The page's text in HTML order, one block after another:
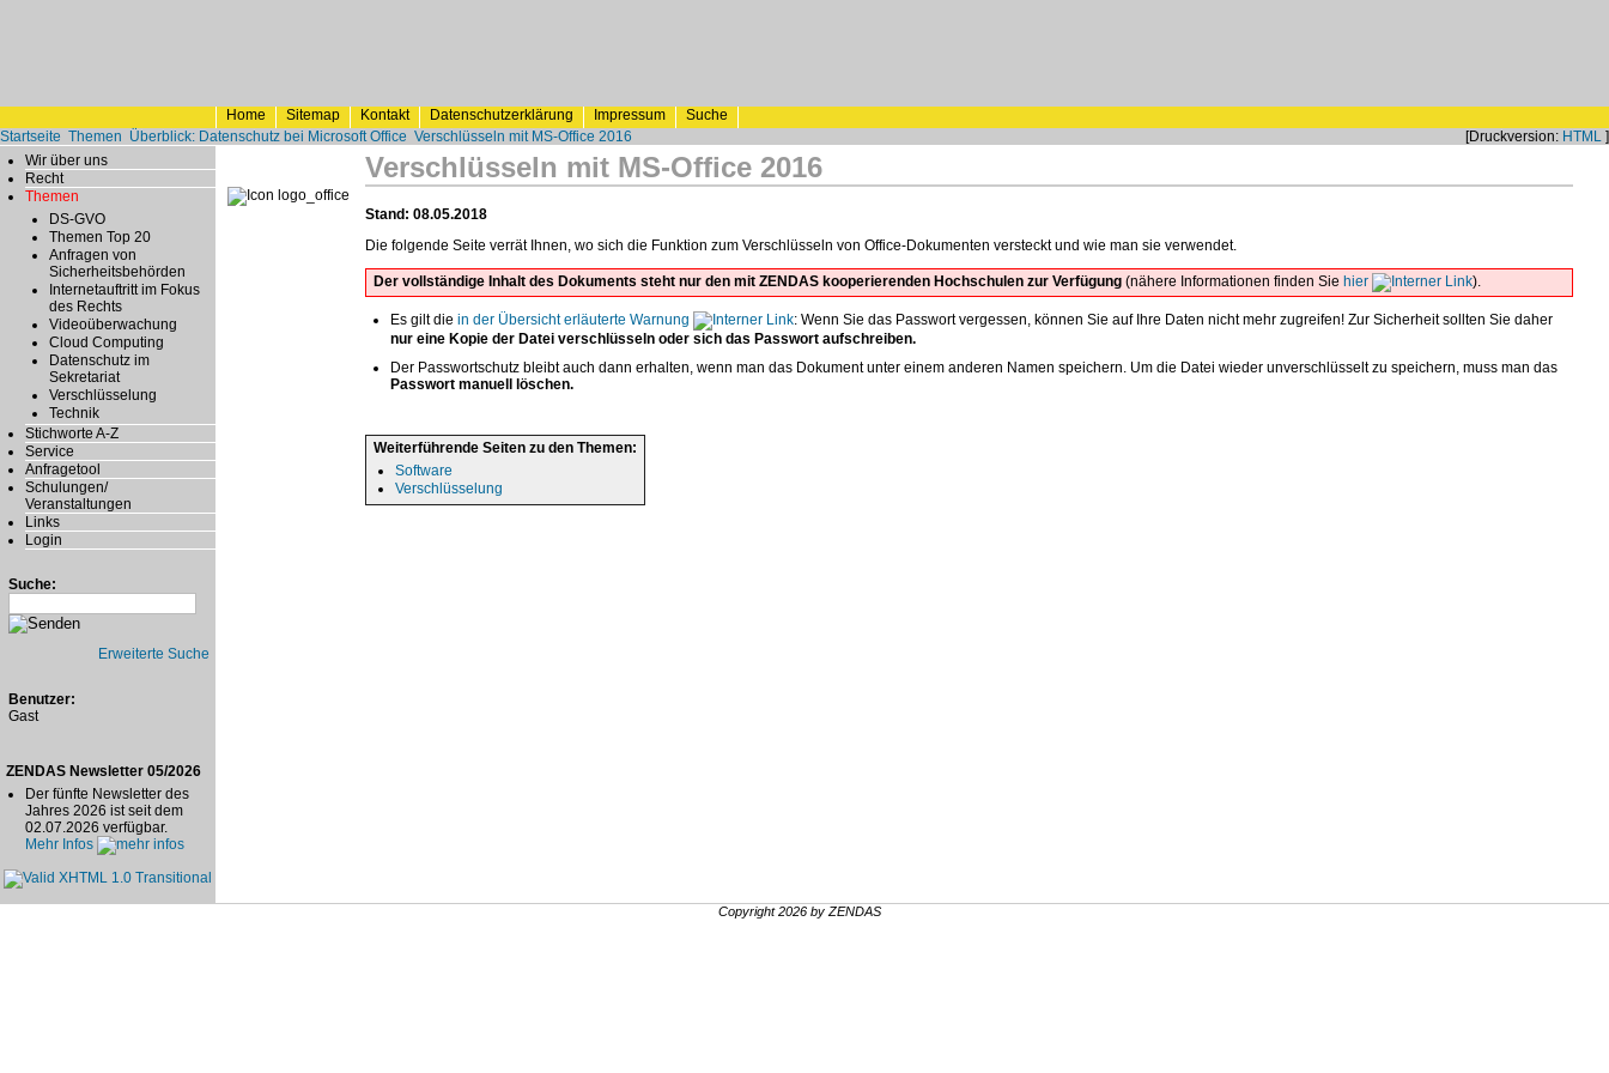
Home Sitemap Kontakt Datenschutzerklärung Impressum
Suche
Startseite Themen Überblick: Datenschutz bei Microsoft Office Verschlüsseln mit MS-Office 2016 [Druckversion: HTML ]
Wir über uns
Recht
Themen
DS-GVO
Themen Top 20
Anfragen von
Sicherheitsbehörden
Internetauftritt im Fokus
des Rechts
Videoüberwachung
Cloud Computing
Datenschutz im
Sekretariat
Verschlüsselung
Technik
Stichworte A-Z
Service
Anfragetool
Schulungen/
Veranstaltungen
Links
Login
Suche:
Erweiterte Suche
Benutzer:
Gast
ZENDAS Newsletter 05/2026
Der fünfte Newsletter des
Jahres 2026 ist seit dem
02.07.2026 verfügbar.
Mehr Infos
Verschlüsseln mit MS-Office 2016
Stand: 08.05.2018
Die folgende Seite verrät Ihnen, wo sich die Funktion zum Verschlüsseln von Office-Dokumenten versteckt und wie man sie verwendet.
Der vollständige Inhalt des Dokuments steht nur den mit ZENDAS kooperierenden Hochschulen zur Verfügung (nähere Informationen finden Sie hier ).
Es gilt die in der Übersicht erläuterte Warnung
: Wenn Sie das Passwort vergessen, können Sie auf Ihre Daten nicht mehr zugreifen! Zur Sicherheit sollten Sie daher
nur eine Kopie der Datei verschlüsseln oder sich das Passwort aufschreiben.
Der Passwortschutz bleibt auch dann erhalten, wenn man das Dokument unter einem anderen Namen speichern. Um die Datei wieder unverschlüsselt zu speichern, muss man das
Passwort manuell löschen.
Weiterführende Seiten zu den Themen:
Software
Verschlüsselung
Copyright 2026 by ZENDAS